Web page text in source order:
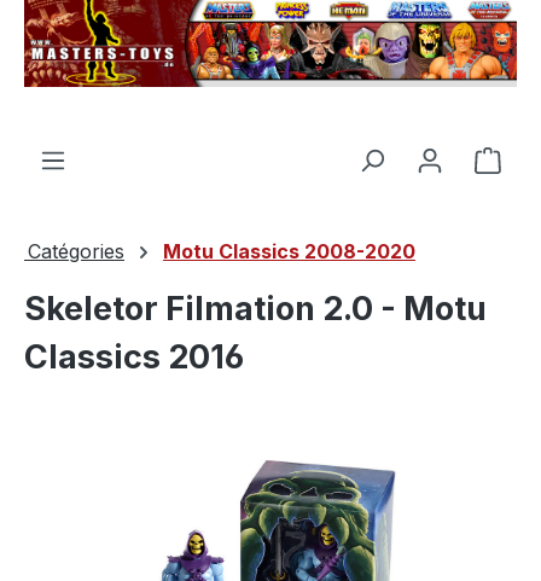
principal
Le
Catégories Motu Classics 2008-2020
Skeletor Filmation 2.0 - Motu
Classics 2016
Ignorer la galerie d'images